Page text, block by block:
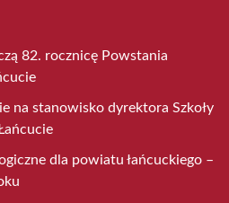
82. rocznicę Powstania
na stanowisko dyrektora Szkoły
dla powiatu łańcuckiego –